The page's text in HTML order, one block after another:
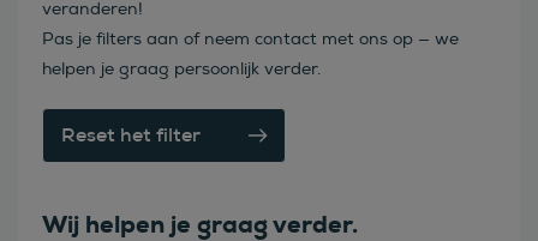
veranderen!
Pas je filters aan of neem contact met ons op — we
helpen je graag persoonlijk verder.
Reset het filter
Wij helpen je graag verder.